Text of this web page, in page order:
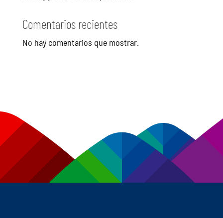
Comentarios recientes
No hay comentarios que mostrar.